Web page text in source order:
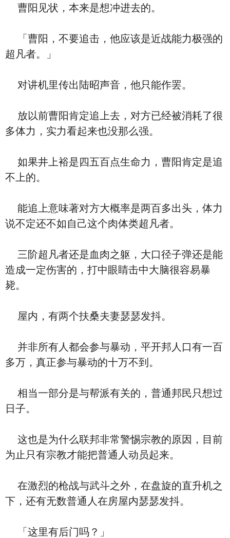
曹阳见状，本来是想冲进去的。
「曹阳，不要追击，他应该是近战能力极强的
超凡者。」
对讲机里传出陆昭声音，他只能作罢。
放以前曹阳肯定追上去，对方已经被消耗了很
多体力，实力看起来也没那么强。
如果井上裕是四五百点生命力，曹阳肯定是追
不上的。
能追上意味著对方大概率是两百多出头，体力
说不定还不如自己这个肉体类超凡者。
三阶超凡者还是血肉之躯，大口径子弹还是能
造成一定伤害的，打中眼睛击中大脑很容易暴
毙。
屋内，有两个扶桑夫妻瑟瑟发抖。
并非所有人都会参与暴动，平开邦人口有一百
多万，真正参与暴动的十万不到。
相当一部分是与帮派有关的，普通邦民只想过
日子。
这也是为什么联邦非常警惕宗教的原因，目前
为止只有宗教才能把普通人动员起来。
在激烈的枪战与武斗之外，在盘旋的直升机之
下，还有无数普通人在房屋内瑟瑟发抖。
「这里有后门吗？」